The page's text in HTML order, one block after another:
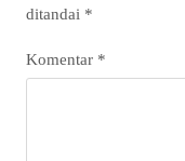
ditandai *
Komentar *